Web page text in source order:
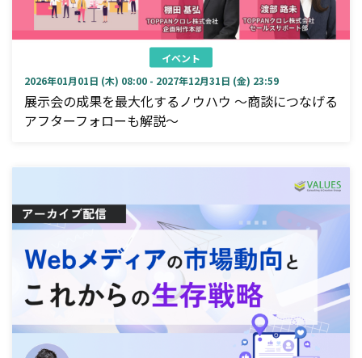
イベント
2026年01月01日 (木) 08:00 - 2027年12月31日 (金) 23:59
展示会の成果を最大化するノウハウ ～商談につなげる
アフターフォローも解説～